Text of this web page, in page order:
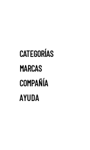
CATEGORÍAS
MARCAS
Adidas
Reebok
COMPAÑÍA
Quiénes Somos
AYUDA